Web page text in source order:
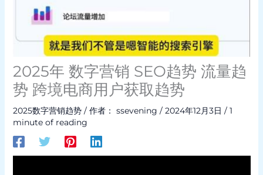
2025年 数字营销 SEO趋势 流量趋
势 跨境电商用户获取趋势
2025数字营销趋势/ 作者： ssevening / 2024年12月3日 / 1
minute of reading